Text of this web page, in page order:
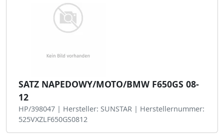
SATZ NAPEDOWY/MOTO/BMW F650GS 08-
12
HP/398047 | Hersteller: SUNSTAR | Herstellernummer:
525VXZLF650GS0812